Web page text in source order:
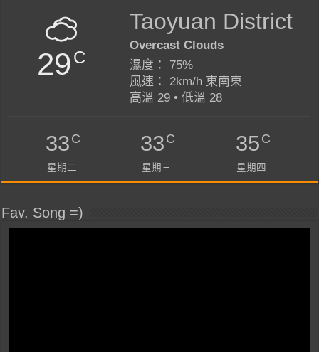
29C
Taoyuan District
Overcast Clouds
濕度： 75%
風速： 2km/h 東南東
高溫 29 • 低溫 28
33C
星期二
33C
星期三
35C
星期四
Fav. Song =)